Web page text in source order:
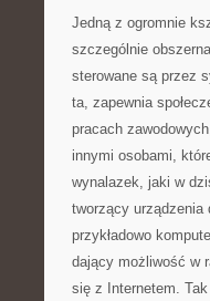
Jedną z ogromnie
szczególnie
sterowane są przez
ta, zapewnia
pracach
innymi osobami,
wynalazek, jaki w
tworzący urządzenia
przykładowo
dający możliwość w
się z Internetem.